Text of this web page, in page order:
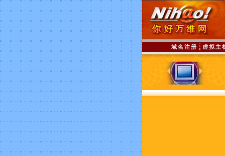
域名注册 虚拟主